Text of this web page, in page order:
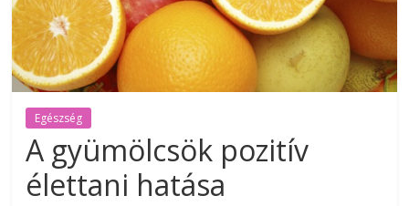
Egészség
A gyümölcsök pozitív
élettani hatása